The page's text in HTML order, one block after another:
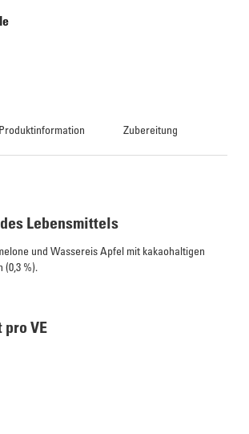
Produktinformation Zubereitung
Lebensmittels
und Wassereis Apfel mit kakaohaltigen
%).
VE